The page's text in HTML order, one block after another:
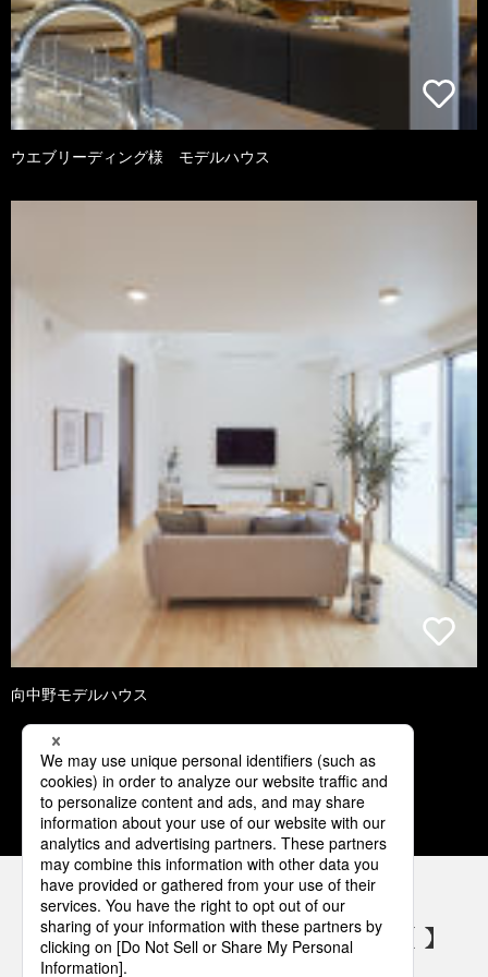
ウエブリーディング様 モデルハウス
向中野モデルハウス
1 2 3 4 5
パナソニックの電気設備 SNSアカウント